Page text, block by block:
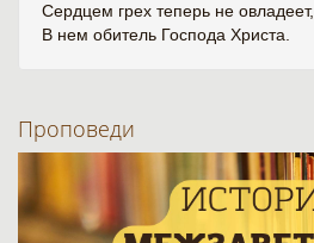
Сердцем грех теперь не овладеет,
В нем обитель Господа Христа.
Проповеди